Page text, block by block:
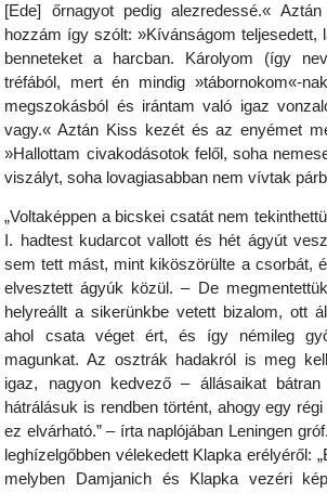
[Ede] őrnagyot pedig alezredessé.«
hozzám így szólt: »Kívánságom teljesedett,
benneteket a harcban. Károlyom (így
tréfából, mert én mindig »tábornokom«-
megszokásból és irántam való igaz
vagy.« Aztán Kiss kezét és az enyémet
»Hallottam civakodásotok felől, soha
viszályt, soha lovagiasabban nem vívtak
„Voltaképpen a bicskei csatát nem
I. hadtest kudarcot vallott és hét ágyút
sem tett mást, mint kiköszörülte a csorbát,
elvesztett ágyúk közül. – De
helyreállt a sikerünkbe vetett bizalom, ott
ahol csata véget ért, és így némileg
magunkat. Az osztrák hadakról is meg
igaz, nagyon kedvező – állásaikat
hátrálásuk is rendben történt, ahogy egy
ez elvárható.” – írta naplójában Leningen
leghízelgőbben vélekedett Klapka erélyéről:
melyben Damjanich és Klapka vezéri